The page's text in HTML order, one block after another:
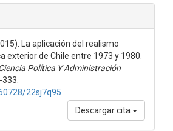
La aplicación del realismo
exterior de Chile entre 1973 y 1980.
Política Y Administración
22sj7q95
Descargar cita